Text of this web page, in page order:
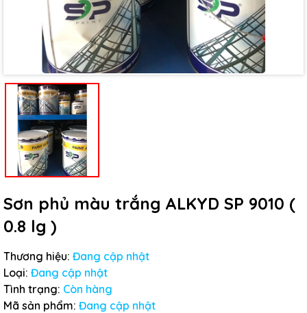
Sơn phủ màu trắng ALKYD SP 9010 (
0.8 lg )
Thương hiệu: Đang cập nhật
Loại: Đang cập nhật
Tình trạng: Còn hàng
Mã sản phẩm: Đang cập nhật